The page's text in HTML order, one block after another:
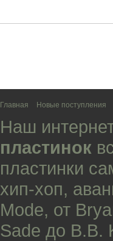
Главная Новые поступления
Наш
пластинок
пластинки
хип-хоп,
Mode, от
Sade до B.B.